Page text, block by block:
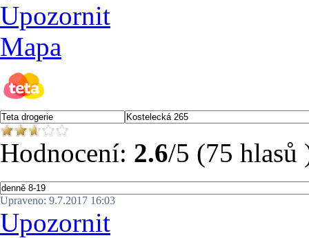
Upozornit
Mapa
Hodnocení: 2.6/5 (75 hlasů
Upraveno: 9.7.2017 16:03
Upozornit